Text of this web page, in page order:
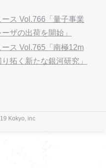
ス Vol.766「量子事業
ザの出荷を開始」
ス Vol.765「南極12m
拓く新たな銀河研究」
Kokyo, inc